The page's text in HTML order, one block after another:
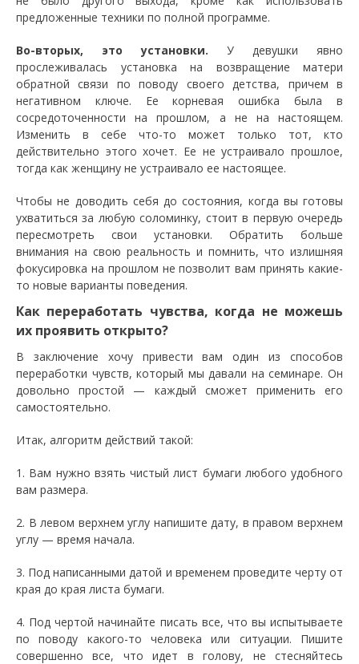
предложенные техники по полной программе.
Во-вторых, это установки. У девушки явно
прослеживалась установка на возвращение матери
обратной связи по поводу своего детства, причем в
негативном ключе. Ее корневая ошибка была в
сосредоточенности на прошлом, а не на настоящем.
Изменить в себе что-то может только тот, кто
действительно этого хочет. Ее не устраивало прошлое,
тогда как женщину не устраивало ее настоящее.
Чтобы не доводить себя до состояния, когда вы готовы
ухватиться за любую соломинку, стоит в первую очередь
пересмотреть свои установки. Обратить больше
внимания на свою реальность и помнить, что излишняя
фокусировка на прошлом не позволит вам принять какие-
то новые варианты поведения.
Как переработать чувства, когда не можешь
их проявить открыто?
В заключение хочу привести вам один из способов
переработки чувств, который мы давали на семинаре. Он
довольно простой — каждый сможет применить его
самостоятельно.
Итак, алгоритм действий такой:
1. Вам нужно взять чистый лист бумаги любого удобного
вам размера.
2. В левом верхнем углу напишите дату, в правом верхнем
углу — время начала.
3. Под написанными датой и временем проведите черту от
края до края листа бумаги.
4. Под чертой начинайте писать все, что вы испытываете
по поводу какого-то человека или ситуации. Пишите
совершенно все, что идет в голову, не стесняйтесь